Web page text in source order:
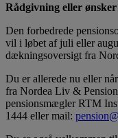
Rådgivning eller
Den forbedrede
vil i løbet af juli eller
dækningsoversigt fra
Du er allerede nu eller
fra Nordea Liv &
pensionsmægler RTM
1444 eller mail: